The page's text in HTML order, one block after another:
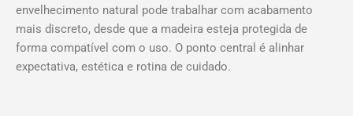
envelhecimento natural pode trabalhar com acabamento
mais discreto, desde que a madeira esteja protegida de
forma compatível com o uso. O ponto central é alinhar
expectativa, estética e rotina de cuidado.